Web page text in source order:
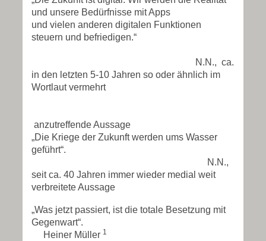
und unsere Bedürfnisse mit Apps
und vielen anderen digitalen Funktionen
steuern und befriedigen.“
N.N., ca.
in den letzten 5-10 Jahren so oder ähnlich im
Wortlaut vermehrt
anzutreffende Aussage
„Die Kriege der Zukunft werden ums Wasser
geführt“.
N.N.,
seit ca. 40 Jahren immer wieder medial weit
verbreitete Aussage
„Was jetzt passiert, ist die totale Besetzung mit
Gegenwart“.
Heiner Müller 1